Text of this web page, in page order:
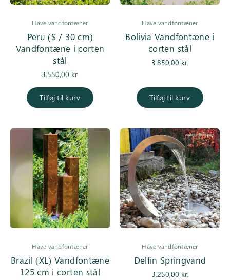
Have vandfontæner
Peru (S / 30 cm)
Vandfontæne i corten
stål
3.550,00 kr.
Tilføj til kurv
Have vandfontæner
Bolivia Vandfontæne i
corten stål
3.850,00 kr.
Tilføj til kurv
Have vandfontæner
Brazil (XL) Vandfontæne
125 cm i corten stål
Have vandfontæner
Delfin Springvand
3.250,00 kr.